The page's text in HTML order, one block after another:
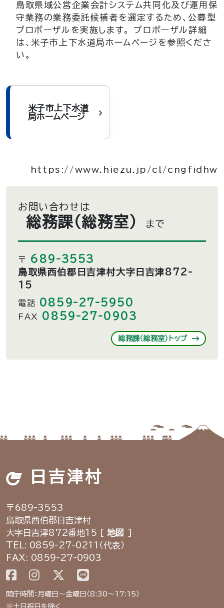
鳥取県域公営企業会計システム共同化及び運用保
守業務の業務委託候補者を選定するため、公募型
プロポーザルを実施します。
プロポーザル詳細
は、米子市上下水道局ホームページを参照くださ
い。
米子市上下水道
局ホームページ
https://www.hiezu.jp/cl/cngfidhw
お問い合わせは
総務課（総務室） まで
〒 689-3553
鳥取県西伯郡日吉津村大字日吉津872-
15
電話 0859-27-5950
FAX 0859-27-0903
総務課（総務室）トップ
日吉津村
〒689-3553
鳥取県西伯郡日吉津村
大字日吉津872番地15 [ 地図
]
TEL: 0859-27-0211（代表）
FAX: 0859-27-0903
開庁時間：月曜日～金曜日（8:30～17:15）
※土日祝日を除く